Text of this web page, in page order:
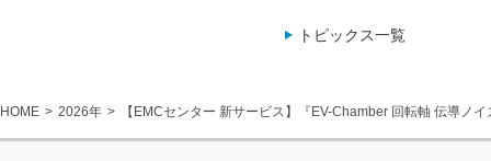
トピックス一覧
HOME 2026年 【EMCセンター 新サービス】『EV-Chamber 回転軸 伝導ノ